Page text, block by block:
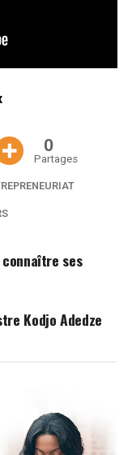
0
Partages
ses
Kodjo Adedze